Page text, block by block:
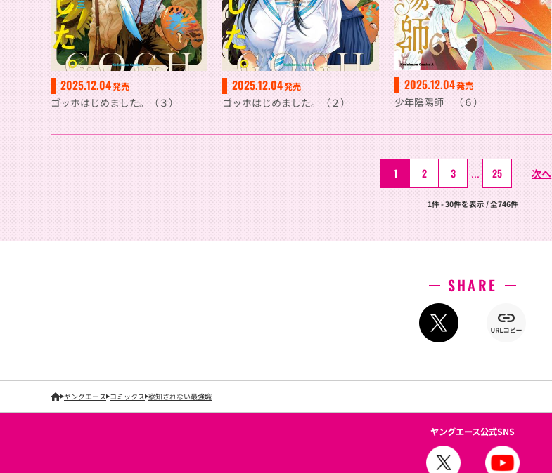
2025.12.04発売
ゴッホはじめました。（３）
2025.12.04発売
ゴッホはじめました。（２）
2025.12.04発売
少年陰陽師 （６）
1 2 3 ... 25 次へ
1件 - 30件を表示 / 全746件
SHARE
ヤングエース コミックス 察知されない最強職
ヤングエース公式SNS